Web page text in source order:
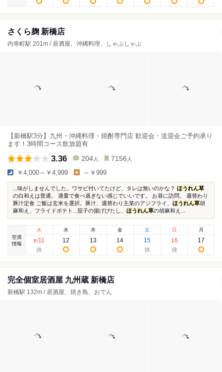
さくら麹 新橋店
内幸町駅 201m / 居酒屋、沖縄料理、しゃぶしゃぶ
【新橋駅3分】九州・沖縄料理・焼酎専門店 歓迎会・送迎会ご予約承り
ます！3時間コース飲放題有
3.36 204 人 7156 人
￥4,000～￥4,999 ～￥999
...味がしませんでした。ワサビ付いてたけど、タレは無いのかな？ ほうれん草
の白和えは普通。 適量で食べ過ぎない感じでいいです。 お昼に訪問。 週替わり
豚汁定食 ご飯は玄米を選択。豚汁、週替わり主菜のアジフライ、 ほうれん草胡
麻和え、フライドポテト...茄子の揚げびたし、 ほうれん草の胡麻和え...
空席
情報
火
8/11
水
12
木
13
金
14
土
15
日
16
月
17
完全個室居酒屋 九州蔵 新橋店
新橋駅 132m / 居酒屋、焼き鳥、おでん